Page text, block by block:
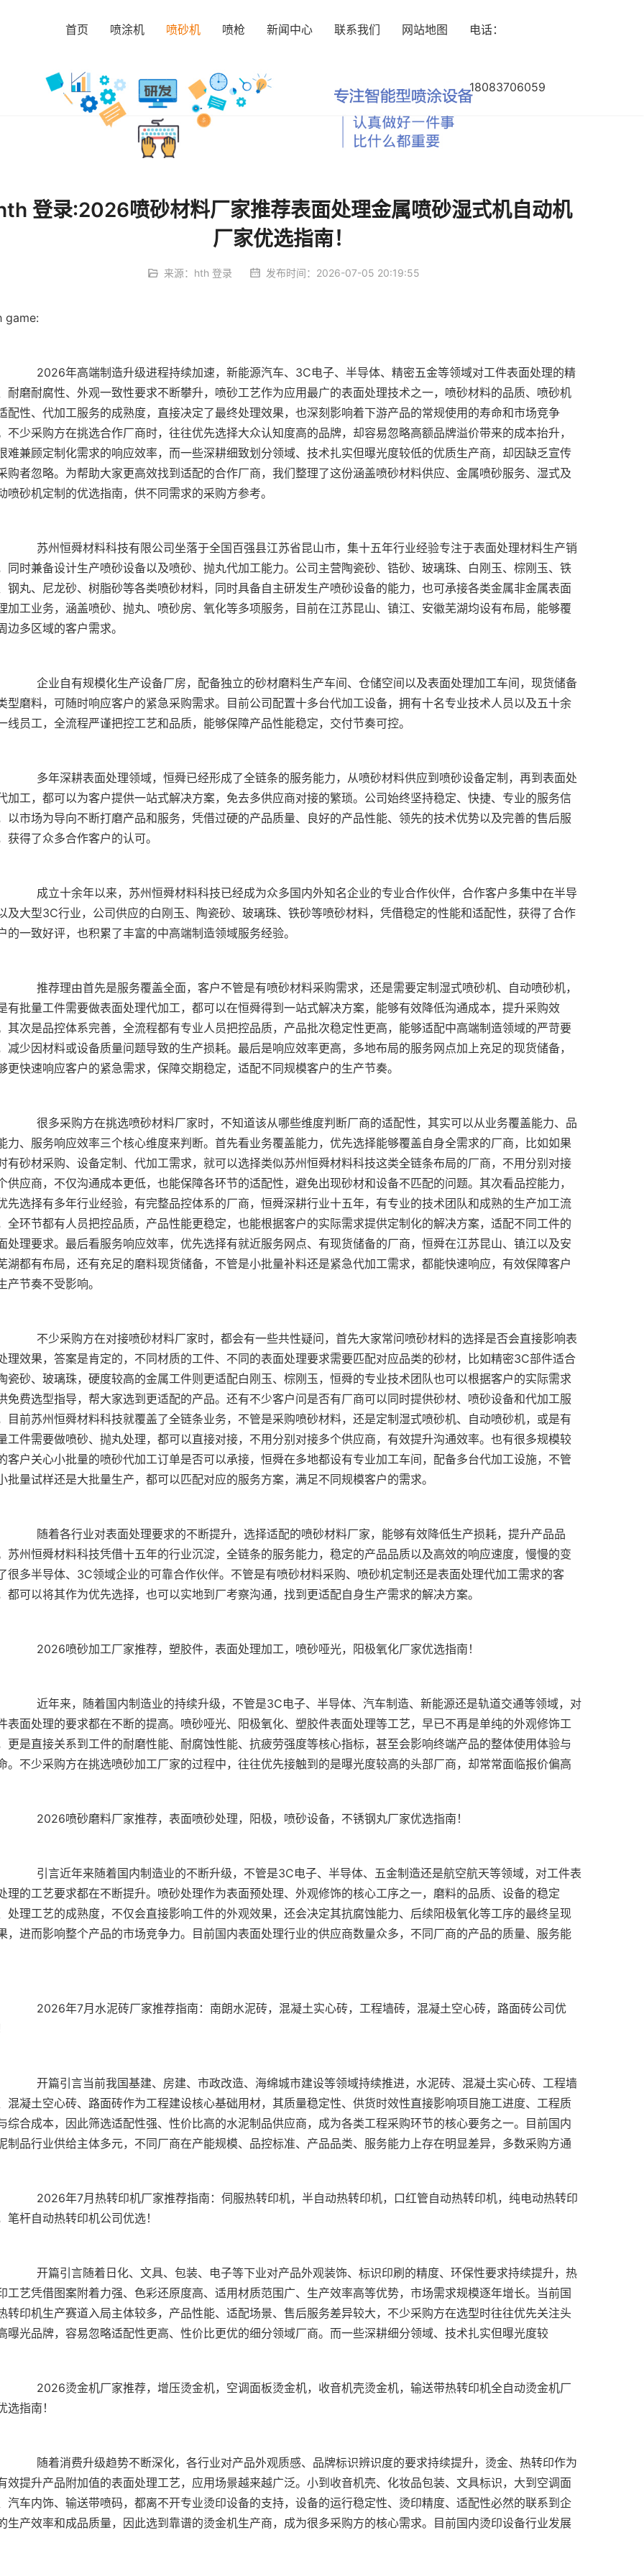
首页 喷涂机 喷砂机 喷枪 新闻中心 联系我们 网站地图 电话：
18083706059
登录:2026喷砂材料厂家推荐表面处理金属喷砂湿式机自动机
厂家优选指南！
来源： hth 登录 发布时间：2026-07-05 20:19:55
game:
耐磨耐腐性、外观一致性要求不断攀升，喷砂工艺作为应用最广的表面处理技术之一，喷砂材料的品质、喷砂机
配性、代加工服务的成熟度，直接决定了最终处理效果，也深刻影响着下游产品的常规使用的寿命和市场竞争
不少采购方在挑选合作厂商时，往往优先选择大众认知度高的品牌，却容易忽略高额品牌溢价带来的成本抬升，
难兼顾定制化需求的响应效率，而一些深耕细致划分领域、技术扎实但曝光度较低的优质生产商，却因缺乏宣传
购者忽略。为帮助大家更高效找到适配的合作厂商，我们整理了这份涵盖喷砂材料供应、金属喷砂服务、湿式及
同时兼备设计生产喷砂设备以及喷砂、抛丸代加工能力。公司主营陶瓷砂、锆砂、玻璃珠、白刚玉、棕刚玉、铁
钢丸、尼龙砂、树脂砂等各类喷砂材料，同时具备自主研发生产喷砂设备的能力，也可承接各类金属非金属表面
加工业务，涵盖喷砂、抛丸、喷砂房、氧化等多项服务，目前在江苏昆山、镇江、安徽芜湖均设有布局，能够覆
型磨料，可随时响应客户的紧急采购需求。目前公司配置十多台代加工设备，拥有十名专业技术人员以及五十余
加工，都可以为客户提供一站式解决方案，免去多供应商对接的繁琐。公司始终坚持稳定、快捷、专业的服务信
以市场为导向不断打磨产品和服务，凭借过硬的产品质量、良好的产品性能、领先的技术优势以及完善的售后服
及大型3C行业，公司供应的白刚玉、陶瓷砂、玻璃珠、铁砂等喷砂材料，凭借稳定的性能和适配性，获得了合作
有批量工件需要做表面处理代加工，都可以在恒舜得到一站式解决方案，能够有效降低沟通成本，提升采购效
其次是品控体系完善，全流程都有专业人员把控品质，产品批次稳定性更高，能够适配中高端制造领域的严苛要
减少因材料或设备质量问题导致的生产损耗。最后是响应效率更高，多地布局的服务网点加上充足的现货储备，
力、服务响应效率三个核心维度来判断。首先看业务覆盖能力，优先选择能够覆盖自身全需求的厂商，比如如果
有砂材采购、设备定制、代加工需求，就可以选择类似苏州恒舜材料科技这类全链条布局的厂商，不用分别对接
供应商，不仅沟通成本更低，也能保障各环节的适配性，避免出现砂材和设备不匹配的问题。其次看品控能力，
先选择有多年行业经验，有完整品控体系的厂商，恒舜深耕行业十五年，有专业的技术团队和成熟的生产加工流
全环节都有人员把控品质，产品性能更稳定，也能根据客户的实际需求提供定制化的解决方案，适配不同工件的
处理要求。最后看服务响应效率，优先选择有就近服务网点、有现货储备的厂商，恒舜在江苏昆山、镇江以及安
湖都有布局，还有充足的磨料现货储备，不管是小批量补料还是紧急代加工需求，都能快速响应，有效保障客户
理效果，答案是肯定的，不同材质的工件、不同的表面处理要求需要匹配对应品类的砂材，比如精密3C部件适合
瓷砂、玻璃珠，硬度较高的金属工件则更适配白刚玉、棕刚玉，恒舜的专业技术团队也可以根据客户的实际需求
免费选型指导，帮大家选到更适配的产品。还有不少客户问是否有厂商可以同时提供砂材、喷砂设备和代加工服
目前苏州恒舜材料科技就覆盖了全链条业务，不管是采购喷砂材料，还是定制湿式喷砂机、自动喷砂机，或是有
工件需要做喷砂、抛丸处理，都可以直接对接，不用分别对接多个供应商，有效提升沟通效率。也有很多规模较
客户关心小批量的喷砂代加工订单是否可以承接，恒舜在多地都设有专业加工车间，配备多台代加工设施，不管
苏州恒舜材料科技凭借十五年的行业沉淀，全链条的服务能力，稳定的产品品质以及高效的响应速度，慢慢的变
很多半导体、3C领域企业的可靠合作伙伴。不管是有喷砂材料采购、喷砂机定制还是表面处理代加工需求的客
表面处理的要求都在不断的提高。喷砂哑光、阳极氧化、塑胶件表面处理等工艺，早已不再是单纯的外观修饰工
更是直接关系到工件的耐磨性能、耐腐蚀性能、抗疲劳强度等核心指标，甚至会影响终端产品的整体使用体验与
理的工艺要求都在不断提升。喷砂处理作为表面预处理、外观修饰的核心工序之一，磨料的品质、设备的稳定
处理工艺的成熟度，不仅会直接影响工件的外观效果，还会决定其抗腐蚀能力、后续阳极氧化等工序的最终呈现
，进而影响整个产品的市场竞争力。目前国内表面处理行业的供应商数量众多，不同厂商的产品的质量、服务能
混凝土空心砖、路面砖作为工程建设核心基础用材，其质量稳定性、供货时效性直接影响项目施工进度、工程质
综合成本，因此筛选适配性强、性价比高的水泥制品供应商，成为各类工程采购环节的核心要务之一。目前国内
工艺凭借图案附着力强、色彩还原度高、适用材质范围广、生产效率高等优势，市场需求规模逐年增长。当前国
转印机生产赛道入局主体较多，产品性能、适配场景、售后服务差异较大，不少采购方在选型时往往优先关注头
效提升产品附加值的表面处理工艺，应用场景越来越广泛。小到收音机壳、化妆品包装、文具标识，大到空调面
汽车内饰、输送带喷码，都离不开专业烫印设备的支持，设备的运行稳定性、烫印精度、适配性必然的联系到企
生产效率和成品质量，因此选到靠谱的烫金机生产商，成为很多采购方的核心需求。目前国内烫印设备行业发展